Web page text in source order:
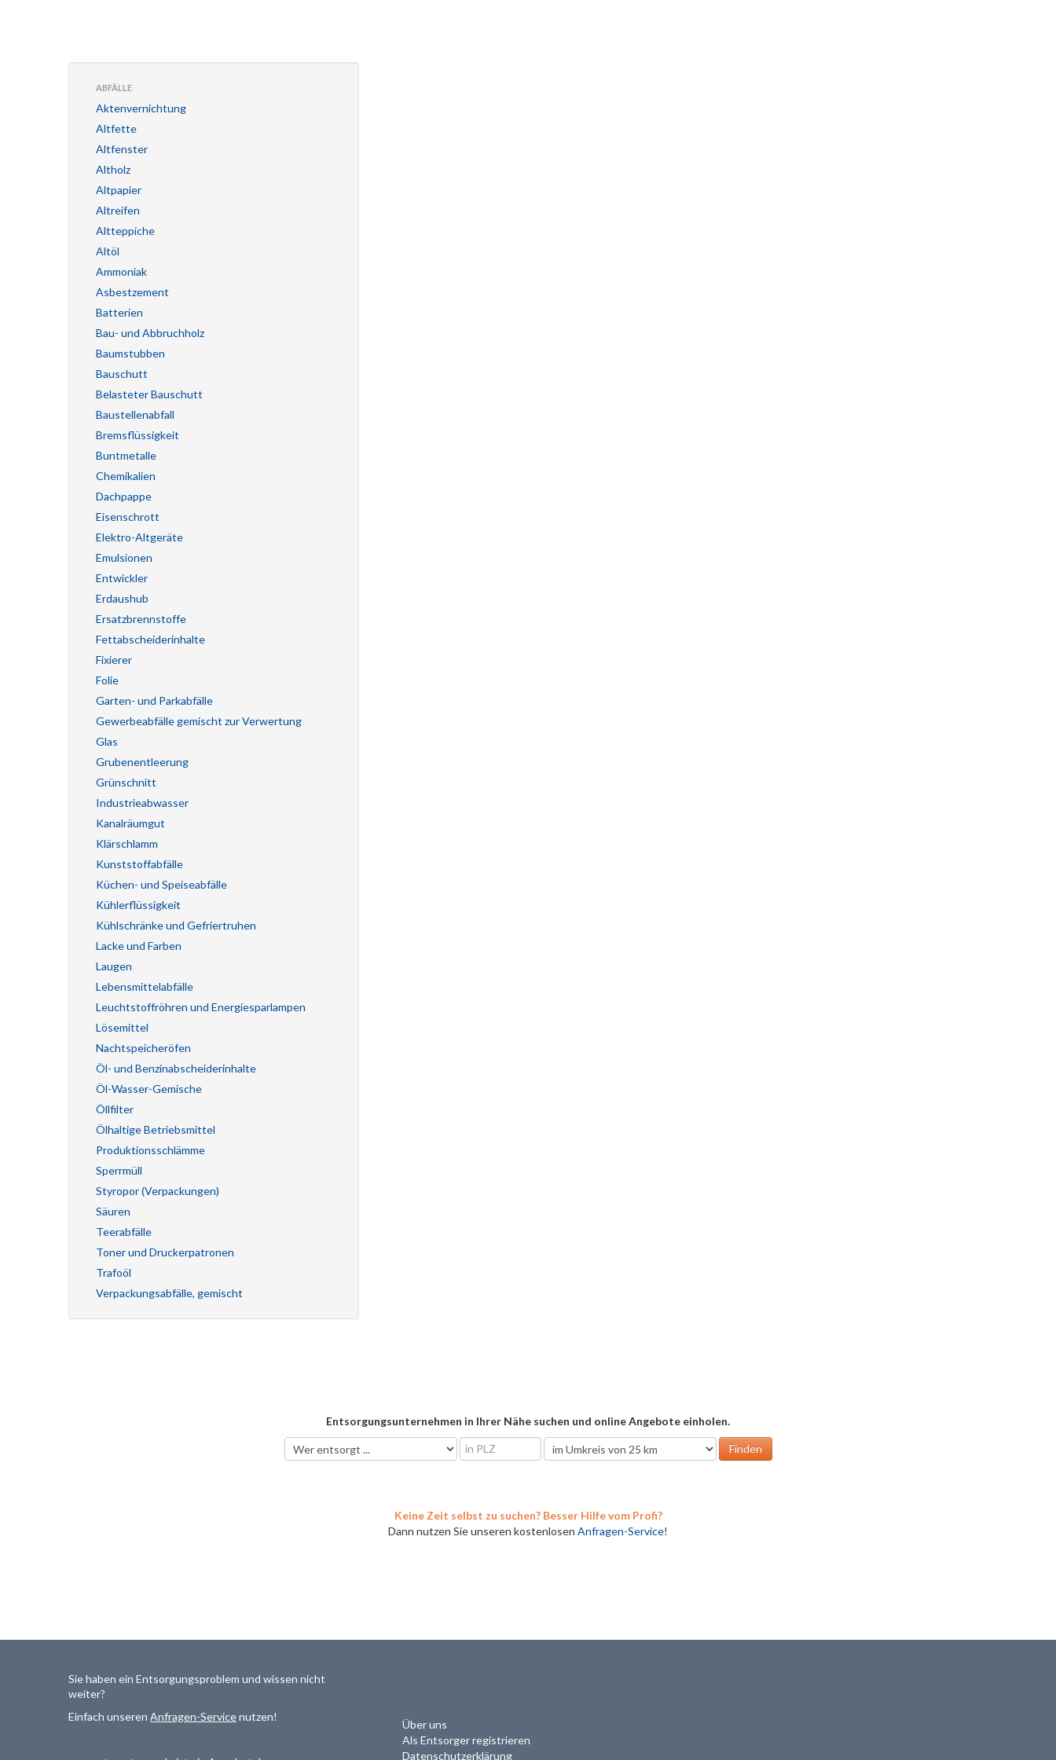
ABFÄLLE
Aktenvernichtung
Altfette
Altfenster
Altholz
Altpapier
Altreifen
Altteppiche
Altöl
Ammoniak
Asbestzement
Batterien
Bau- und Abbruchholz
Baumstubben
Bauschutt
Belasteter Bauschutt
Baustellenabfall
Bremsflüssigkeit
Buntmetalle
Chemikalien
Dachpappe
Eisenschrott
Elektro-Altgeräte
Emulsionen
Entwickler
Erdaushub
Ersatzbrennstoffe
Fettabscheiderinhalte
Fixierer
Folie
Garten- und Parkabfälle
Gewerbeabfälle gemischt zur Verwertung
Glas
Grubenentleerung
Grünschnitt
Industrieabwasser
Kanalräumgut
Klärschlamm
Kunststoffabfälle
Küchen- und Speiseabfälle
Kühlerflüssigkeit
Kühlschränke und Gefriertruhen
Lacke und Farben
Laugen
Lebensmittelabfälle
Leuchtstoffröhren und Energiesparlampen
Lösemittel
Nachtspeicheröfen
Öl- und Benzinabscheiderinhalte
Öl-Wasser-Gemische
Öllfilter
Ölhaltige Betriebsmittel
Produktionsschlämme
Sperrmüll
Styropor (Verpackungen)
Säuren
Teerabfälle
Toner und Druckerpatronen
Trafoöl
Verpackungsabfälle, gemischt
Entsorgungsunternehmen in Ihrer Nähe suchen und online Angebote einholen.
Keine Zeit selbst zu suchen? Besser Hilfe vom Profi?
Dann nutzen Sie unseren kostenlosen Anfragen-Service!
Sie haben ein Entsorgungsproblem und wissen nicht
weiter?
Einfach unseren Anfragen-Servicenutzen!
Über uns
Als Entsorger registrieren
Datenschutzerklärung